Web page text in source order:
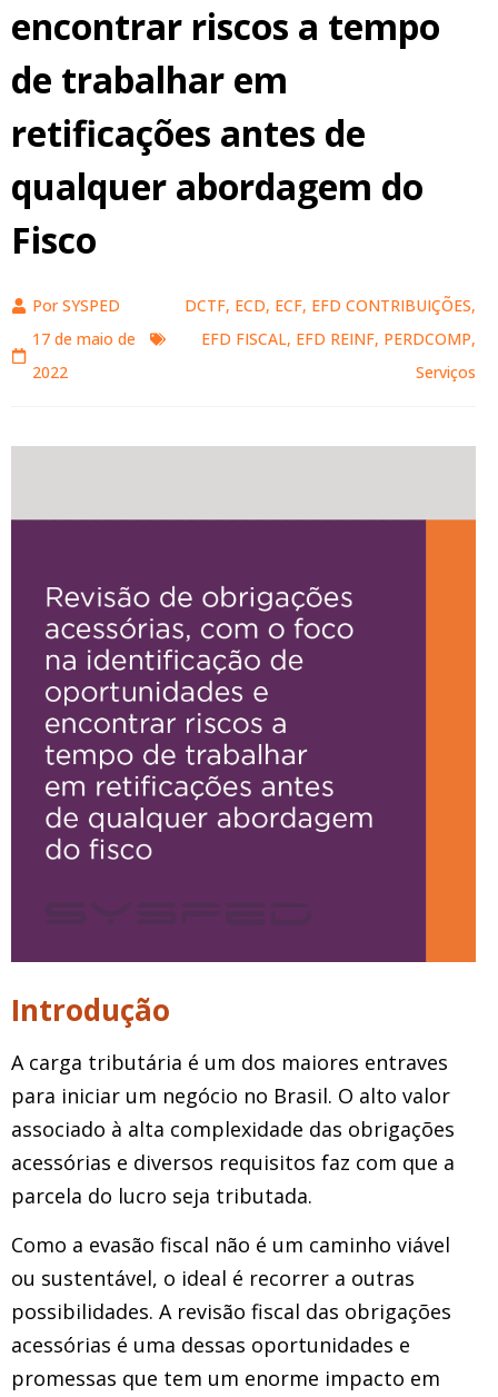
encontrar riscos a tempo
de trabalhar em
retificações antes de
qualquer abordagem do
Fisco
PorSYSPED
17 de maio de
2022
DCTF, ECD, ECF, EFD CONTRIBUIÇÕES,
EFD FISCAL, EFD REINF, PERDCOMP,
Serviços
Introdução
A carga tributária é um dos maiores entraves
para iniciar um negócio no Brasil. O alto valor
associado à alta complexidade das obrigações
acessórias e diversos requisitos faz com que a
parcela do lucro seja tributada.
Como a evasão fiscal não é um caminho viável
ou sustentável, o ideal é recorrer a outras
possibilidades. A revisão fiscal das obrigações
acessórias é uma dessas oportunidades e
promessas que tem um enorme impacto em